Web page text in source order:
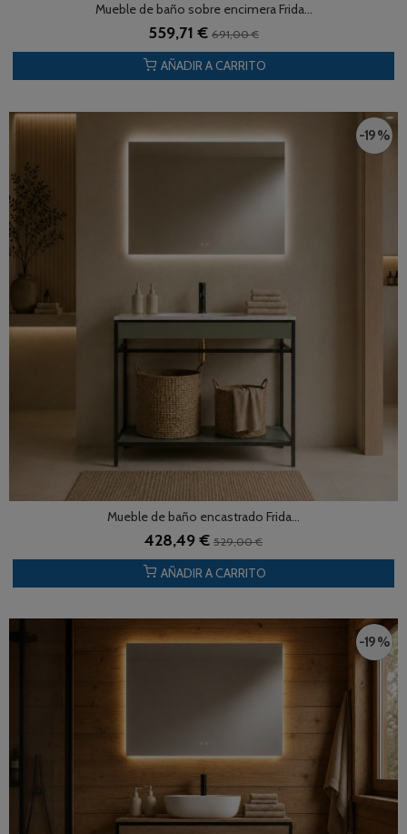
Mueble de baño sobre encimera Frida...
559,71 € 691,00 €
AÑADIR A CARRITO
-19 %
Mueble de baño encastrado Frida...
428,49 € 529,00 €
AÑADIR A CARRITO
-19 %